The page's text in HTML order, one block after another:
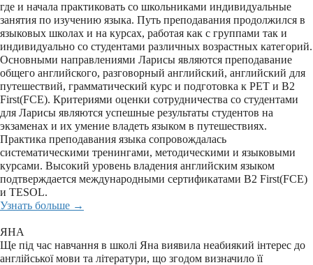
где и начала практиковать со школьниками индивидуальные
занятия по изучению языка. Путь преподавания продолжился в
языковых школах и на курсах, работая как с группами так и
индивидуально со студентами различных возрастных категорий.
Основными направлениями Ларисы являются преподавание
общего английского, разговорный английский, английский для
путешествий, грамматический курс и подготовка к PET и B2
First(FCE). Критериями оценки сотрудничества со студентами
для Ларисы являются успешные результаты студентов на
экзаменах и их умение владеть языком в путешествиях.
Практика преподавания языка сопровождалась
систематическими тренингами, методическими и языковыми
курсами. Высокий уровень владения английским языком
подтверждается международными сертификатами B2 First(FCE)
и TESOL.
Узнать больше →
ЯНА
Ще під час навчання в школі Яна виявила неабиякий інтерес до
англійської мови та літератури, що згодом визначило її